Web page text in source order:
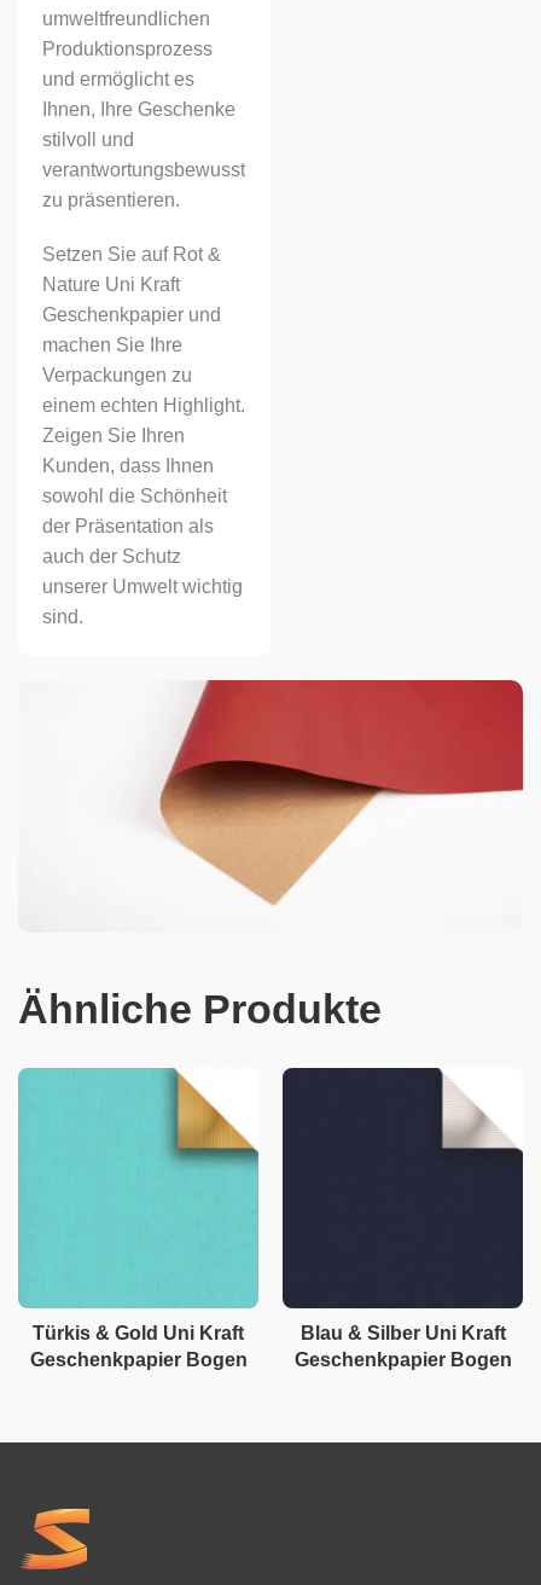
umweltfreundlichen
Produktionsprozess
und ermöglicht es
Ihnen, Ihre Geschenke
stilvoll und
verantwortungsbewusst
zu präsentieren.
Setzen Sie auf Rot &
Nature Uni Kraft
Geschenkpapier und
machen Sie Ihre
Verpackungen zu
einem echten Highlight.
Zeigen Sie Ihren
Kunden, dass Ihnen
sowohl die Schönheit
der Präsentation als
auch der Schutz
unserer Umwelt wichtig
sind.
Ähnliche Produkte
Türkis & Gold Uni Kraft
Geschenkpapier Bogen
Blau & Silber Uni Kraft
Geschenkpapier Bogen